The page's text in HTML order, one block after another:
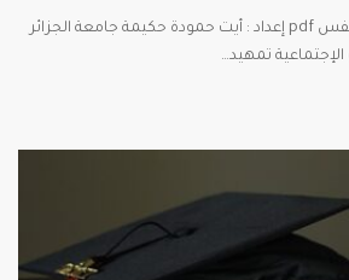
محاضرة حول تطور علم النفس pdf إعداد : أيت حمودة حكيمة جامعة الجزائر